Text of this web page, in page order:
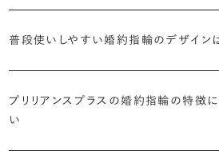
ン。手元にしっかりと存在感を添えてくれま
・年齢を重ねても似合うリングを目指す
・着用シーンを想像して選ぶ
は実物を指に着けて見え方を確かめること
までじっくりと試着していただけます。
見えやすいと言われています。
てきます。ぜひ、所要時間30秒のブリリア
活用して、ご自身にぴったりのラインを探し
普段使いしやすい婚約指輪のデザイン
なります。ブリリアンスプラスでは、普段
しく身に着けていただけるよう、全てのデ
プリリアンスプラスの婚約指輪の特徴
い